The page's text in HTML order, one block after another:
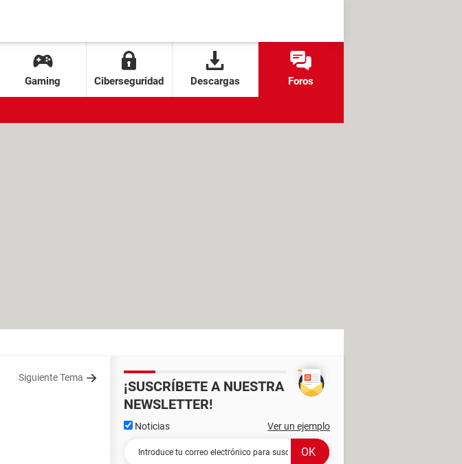
Gaming Ciberseguridad Descargas Foros
Siguiente Tema
¡SUSCRÍBETE A NUESTRA
NEWSLETTER!
Noticias Ver un ejemplo